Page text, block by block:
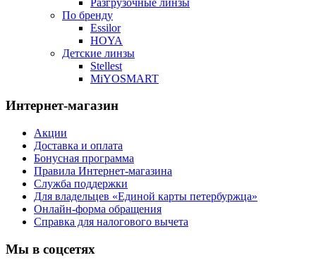
По бренду
Essilor
HOYA
Детские линзы
Stellest
MiYOSMART
Интернет-магазин
Акции
Доставка и оплата
Бонусная программа
Правила Интернет-магазина
Служба поддержки
Для владельцев «Единой карты петербуржца»
Онлайн-форма обращения
Справка для налогового вычета
Мы в соцсетях